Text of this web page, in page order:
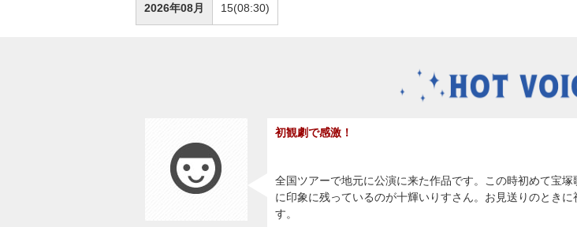
2026年08月 15(08:30)
初観劇で感激！
全国ツアーで地元に公演に来た作品です。この時初めて宝
に印象に残っているのが十輝いりすさん。お見送りのとき
す。